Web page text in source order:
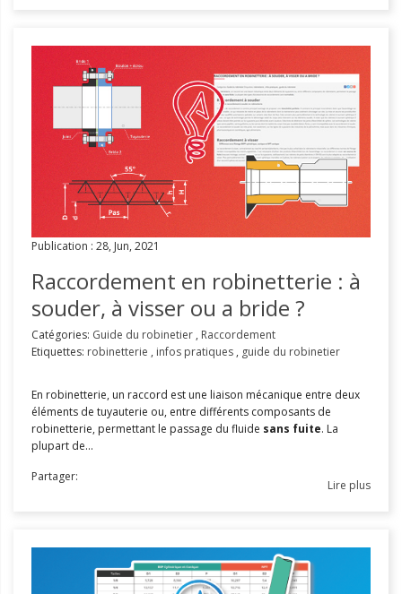
Publication : 28, Jun, 2021
Raccordement en robinetterie : à
souder, à visser ou a bride ?
Catégories: Guide du robinetier , Raccordement
Etiquettes: robinetterie , infos pratiques , guide du robinetier
En robinetterie, un raccord est une liaison mécanique entre deux
éléments de tuyauterie ou, entre différents composants de
robinetterie, permettant le passage du fluide sans fuite. La
plupart de...
Lire plus
Partager: